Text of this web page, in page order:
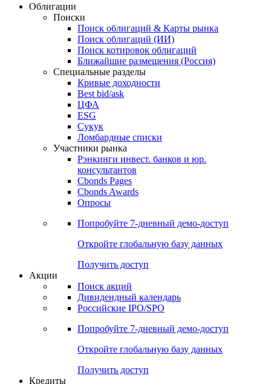
Облигации
Поиски
Поиск облигаций & Карты рынка
Поиск облигаций (ИИ)
Поиск котировок облигаций
Ближайшие размещения (Россия)
Специальные разделы
Кривые доходности
Best bid/ask
ЦФА
ESG
Сукук
Ломбардные списки
Участники рынка
Рэнкинги инвест. банков и юр.
консультантов
Cbonds Pages
Cbonds Awards
Опросы
Попробуйте 7-дневный демо-доступ
Откройте глобальную базу данных
Получить доступ
Акции
Поиск акций
Дивидендный календарь
Российские IPO/SPO
Попробуйте 7-дневный демо-доступ
Откройте глобальную базу данных
Получить доступ
Кредиты